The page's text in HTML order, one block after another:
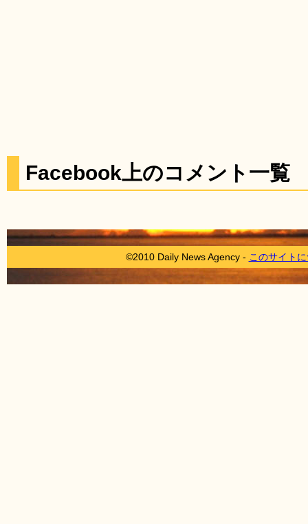
Facebook上のコメント一覧
©2010 Daily News Agency - このサイト